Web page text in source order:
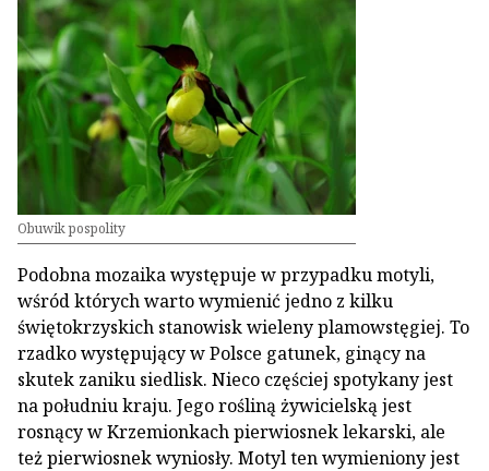
Obuwik pospolity
Podobna mozaika występuje w przypadku motyli,
wśród których warto wymienić jedno z kilku
świętokrzyskich stanowisk wieleny plamowstęgiej. To
rzadko występujący w Polsce gatunek, ginący na
skutek zaniku siedlisk. Nieco częściej spotykany jest
na południu kraju. Jego rośliną żywicielską jest
rosnący w Krzemionkach pierwiosnek lekarski, ale
też pierwiosnek wyniosły. Motyl ten wymieniony jest